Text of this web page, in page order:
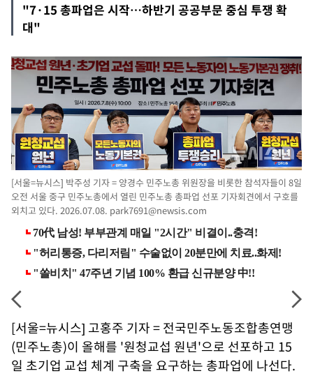
"7·15 총파업은 시작…하반기 공공부문 중심 투쟁 확
대"
[서울=뉴시스] 박주성 기자 = 양경수 민주노총 위원장을 비롯한 참석자들이 8일
오전 서울 중구 민주노총에서 열린 민주노총 총파업 선포 기자회견에서 구호를
외치고 있다. 2026.07.08. park7691@newsis.com
[서울=뉴시스] 고홍주 기자 = 전국민주노동조합총연맹
(민주노총)이 올해를 '원청교섭 원년'으로 선포하고 15
일 초기업 교섭 체계 구축을 요구하는 총파업에 나선다.